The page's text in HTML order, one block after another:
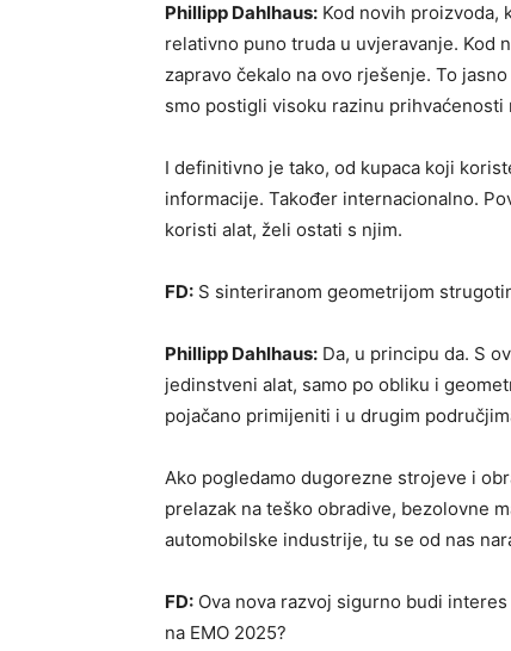
Phillipp Dahlhaus: Kod novih proizvoda,
relativno puno truda u uvjeravanje. Kod
zapravo čekalo na ovo rješenje. To
smo postigli visoku razinu
I definitivno je tako, od kupaca koji
informacije. Također internacionalno.
koristi alat, želi ostati s njim.
FD: S sinteriranom geometrijom
Phillipp Dahlhaus: Da, u principu da. S
jedinstveni alat, samo po obliku i
pojačano primijeniti i u drugim
Ako pogledamo dugorezne strojeve i
prelazak na teško obradive, bezolovne
automobilske industrije, tu se od nas
FD: Ova nova razvoj sigurno budi
na EMO 2025?